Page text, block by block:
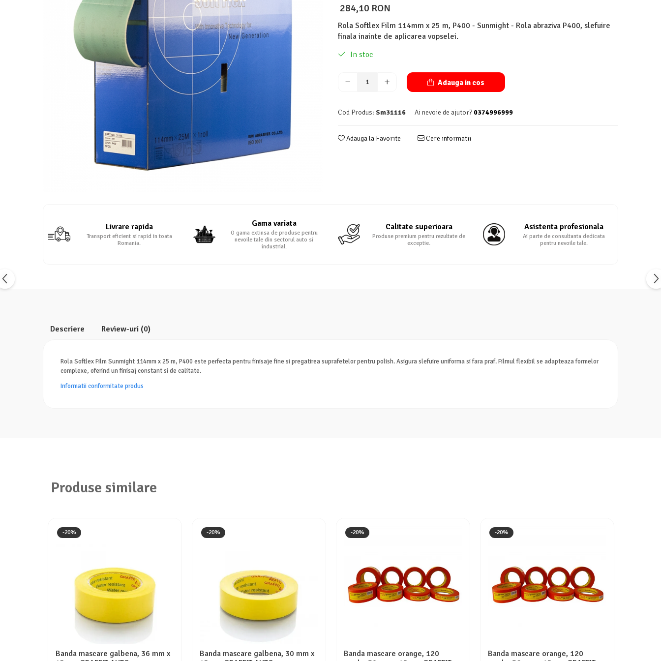
284,10 RON
Rola Softlex Film 114mm x 25 m, P400 - Sunmight - Rola abraziva P400, slefuire
finala inainte de aplicarea vopselei.
In stoc
Adauga in cos
Cod Produs: Sm31116 Ai nevoie de ajutor? 0374996999
Adauga la Favorite Cere informatii
Livrare rapida
Transport eficient si rapid in toata
Romania.
Gama variata
O gama extinsa de produse pentru
nevoile tale din sectorul auto si
industrial.
Calitate superioara
Produse premium pentru rezultate de
exceptie.
Asistenta profesionala
Ai parte de consultanta dedicata
pentru nevoile tale.
Descriere Review-uri (0)
Rola Softlex Film Sunmight 114mm x 25 m, P400 este perfecta pentru finisaje fine si pregatirea suprafetelor pentru polish. Asigura slefuire uniforma si fara praf. Filmul flexibil se adapteaza formelor
complexe, oferind un finisaj constant si de calitate.
Informatii conformitate produs
Produse similare
-20%
Banda mascare galbena, 36 mm x
-20%
Banda mascare galbena, 30 mm x
-20%
Banda mascare orange, 120
-20%
Banda mascare orange, 120